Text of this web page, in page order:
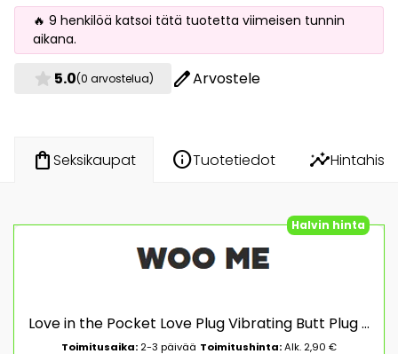
🔥 9 henkilöä katsoi tätä tuotetta viimeisen tunnin
aikana.
star 5.0(0 arvostelua) editArvostele
shopping_bagSeksikaupat infoTuotetiedot insights
Halvin hinta
Love in the Pocket Love Plug Vibrating Butt Plug Värisevä anaalitappi
Toimitusaika: 2-3 päivää Toimitushinta:Alk. 2,90 €